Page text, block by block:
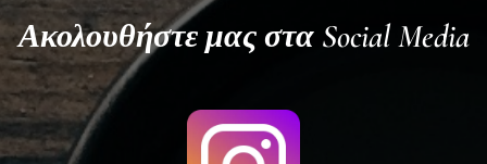
Ακολουθήστε μας στα Social Media